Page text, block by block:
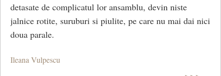
detasate de complicatul lor ansamblu, devin niste
jalnice rotite, suruburi si piulite, pe care nu mai dai nici
doua parale.
Ileana Vulpescu